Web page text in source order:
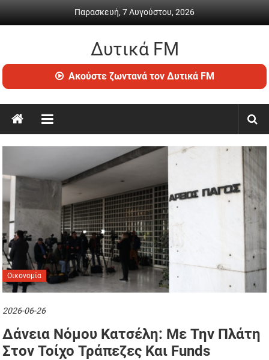
Παρασκευή, 7 Αυγούστου, 2026
Δυτικά FM
Ραδιόφωνο
•
ενημέρωση
Ακούστε ζωντανά τον Δυτικά FM
Οικονομία
2026-06-26
Δάνεια Νόμου Κατσέλη: Με Την Πλάτη
Στον Τοίχο Τράπεζες Και Funds